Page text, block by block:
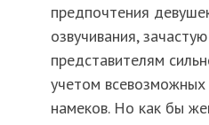
предпочтения
озвучивания,
представителям
учетом всевозможных
намеков. Но как бы